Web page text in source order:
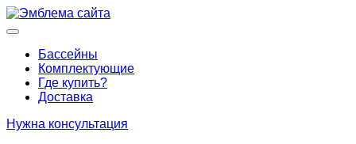
Перейти
к
Основное
Бассейны
Комплектующие
Где купить?
Доставка
Нужна консультация